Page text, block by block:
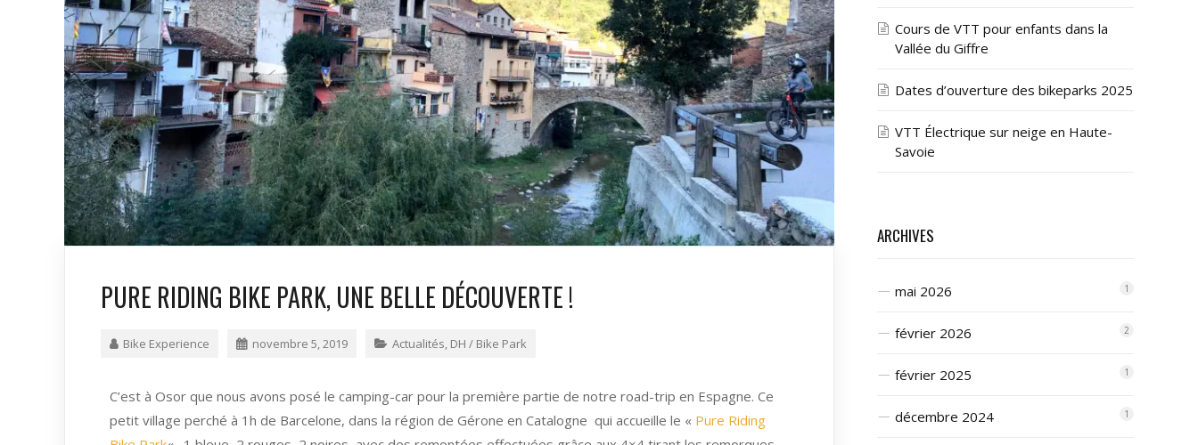
PURE RIDING BIKE PARK, UNE BELLE DÉCOUVERTE !
Bike Experience novembre 5, 2019 Actualités, DH / Bike Park
C’est à Osor que nous avons posé le camping-car pour la première partie de notre road-trip en Espagne. Ce
petit village perché à 1h de Barcelone, dans la région de Gérone en Catalogne qui accueille le « Pure Riding
Cours de VTT pour enfants dans la
Vallée du Giffre
Dates d’ouverture des bikeparks 2025
VTT Électrique sur neige en Haute-
Savoie
ARCHIVES
mai 2026 1
février 2026 2
février 2025 1
décembre 2024 1